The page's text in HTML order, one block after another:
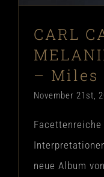
CARL
– Miles
November 21st,
neue Album